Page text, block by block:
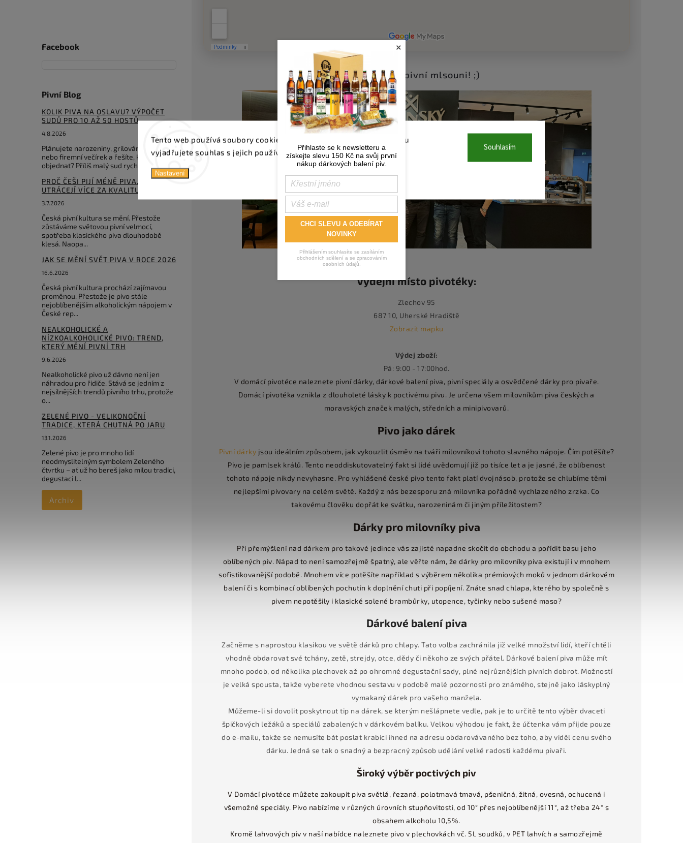
Tento web používá soubory cookie. Dalším procházením tohoto webu
vyjadřujete souhlas s jejich používáním.. Více informacízde.
Nastavení
Souhlasím
Facebook
Pivní Blog
KOLIK PIVA NA OSLAVU? VÝPOČET
SUDŮ PRO 10 AŽ 50 HOSTŮ
4.8.2026
Plánujete narozeniny, grilování, svatbu
nebo firemní večírek a řešíte, kolik piva
objednat? Příliš malý sud rychle dojde...
PROČ ČEŠI PIJÍ MÉNĚ PIVA, ALE
UTRÁCEJÍ VÍCE ZA KVALITU?
3.7.2026
Česká pivní kultura se mění. Přestože
zůstáváme světovou pivní velmocí,
spotřeba klasického piva dlouhodobě
klesá. Naopa...
JAK SE MĚNÍ SVĚT PIVA V ROCE 2026
16.6.2026
Česká pivní kultura prochází zajímavou
proměnou. Přestože je pivo stále
nejoblíbenějším alkoholickým nápojem v
České rep...
NEALKOHOLICKÉ A
NÍZKOALKOHOLICKÉ PIVO: TREND,
KTERÝ MĚNÍ PIVNÍ TRH
9.6.2026
Nealkoholické pivo už dávno není jen
náhradou pro řidiče. Stává se jedním z
nejsilnějších trendů pivního trhu, protože
o...
ZELENÉ PIVO - VELIKONOČNÍ
TRADICE, KTERÁ CHUTNÁ PO JARU
13.1.2026
Zelené pivo je pro mnoho lidí
neodmyslitelným symbolem Zeleného
čtvrtku – ať už ho bereš jako milou tradici,
degustaci l...
Archiv
Zdraví vás pivní mlsouni! ;)
Výdejní místo pivotéky:
Zlechov 95
687 10, Uherské Hradiště
Zobrazit mapku
Výdej zboží:
Pá: 9:00 - 17:00hod.
V domácí pivotéce naleznete pivní dárky, dárkové balení piva, pivní speciály a osvědčené dárky pro pivaře.
Domácí pivotéka vznikla z dlouholeté lásky k poctivému pivu. Je určena všem milovníkům piva českých a
moravských značek malých, středních a minipivovarů.
Pivo jako dárek
Pivní dárky jsou ideálním způsobem, jak vykouzlit úsměv na tváři milovníkovi tohoto slavného nápoje. Čím potěšíte?
Pivo je pamlsek králů. Tento neoddiskutovatelný fakt si lidé uvědomují již po tisíce let a je jasné, že oblíbenost
tohoto nápoje nikdy nevyhasne. Pro vyhlášené české pivo tento fakt platí dvojnásob, protože se chlubíme těmi
nejlepšími pivovary na celém světě. Každý z nás bezesporu zná milovníka pořádně vychlazeného zrzka. Co
takovému člověku dopřát ke svátku, narozeninám či jiným příležitostem?
Dárky pro milovníky piva
Při přemýšlení nad dárkem pro takové jedince vás zajisté napadne skočit do obchodu a pořídit basu jeho
oblíbených piv. Nápad to není samozřejmě špatný, ale věřte nám, že dárky pro milovníky piva existují i v mnohem
sofistikovanější podobě. Mnohem více potěšíte například s výběrem několika prémiových moků v jednom dárkovém
balení či s kombinací oblíbených pochutin k doplnění chuti při popíjení. Znáte snad chlapa, kterého by společně s
pivem nepotěšily i klasické solené brambůrky, utopence, tyčinky nebo sušené maso?
Dárkové balení piva
Začněme s naprostou klasikou ve světě dárků pro chlapy. Tato volba zachránila již velké množství lidí, kteří chtěli
vhodně obdarovat své tchány, zetě, strejdy, otce, dědy či někoho ze svých přátel. Dárkové balení piva může mít
mnoho podob, od několika plechovek až po ohromné degustační sady, plné nejrůznějších pivních dobrot. Možností
je velká spousta, takže vyberete vhodnou sestavu v podobě malé pozornosti pro známého, stejně jako láskyplný
vymakaný dárek pro vašeho manžela.
Můžeme-li si dovolit poskytnout tip na dárek, se kterým nešlápnete vedle, pak je to určitě tento výběr dvaceti
špičkových ležáků a speciálů zabalených v dárkovém balíku. Velkou výhodou je fakt, že účtenka vám přijde pouze
do e-mailu, takže se nemusíte bát poslat krabici ihned na adresu obdarovávaného bez toho, aby viděl cenu svého
dárku. Jedná se tak o snadný a bezpracný způsob udělání velké radosti každému pivaři.
Široký výběr poctivých piv
V Domácí pivotéce můžete zakoupit piva světlá, řezaná, polotmavá tmavá, pšeničná, žitná, ovesná, ochucená i
všemožné speciály. Pivo nabízíme v různých úrovních stupňovitosti, od 10° přes nejoblíbenější 11°, až třeba 24° s
obsahem alkoholu 10,5%.
Kromě lahvových piv v naší nabídce naleznete pivo v plechovkách vč. 5L soudků, v PET lahvích a samozřejmě
×
Přihlaste se k newsletteru a
získejte slevu 150 Kč na svůj první
nákup dárkových balení piv.
CHCI SLEVU A ODEBÍRAT
NOVINKY
Přihlášením souhlasíte se zasíláním
obchodních sdělení a se zpracováním
osobních údajů.